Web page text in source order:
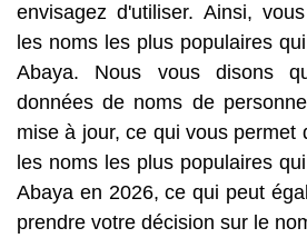
envisagez d'utiliser. Ainsi,
les noms les plus populaires
Abaya. Nous vous disons
données de noms de
mise à jour, ce qui vous permet
les noms les plus populaires
Abaya en 2026, ce qui peut
prendre votre décision sur le